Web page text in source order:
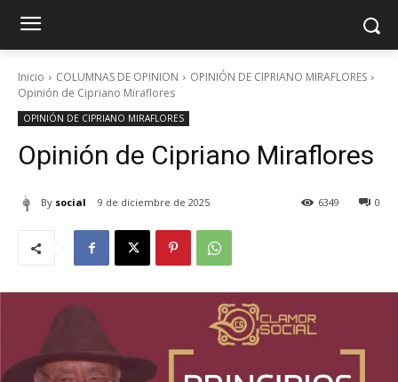
Inicio COLUMNAS DE OPINION
OPINIÓN DE CIPRIANO MIRAFLORES
Opinión de Cipriano Miraflores
OPINIÓN DE CIPRIANO MIRAFLORES
Opinión de Cipriano Miraflores
By social 9 de diciembre de 2025 0
6349